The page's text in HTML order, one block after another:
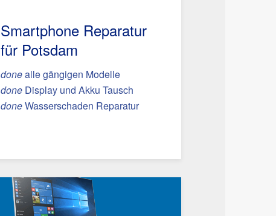
Smartphone Reparatur
für Potsdam
donealle gängigen Modelle
doneDisplay und Akku Tausch
doneWasserschaden Reparatur